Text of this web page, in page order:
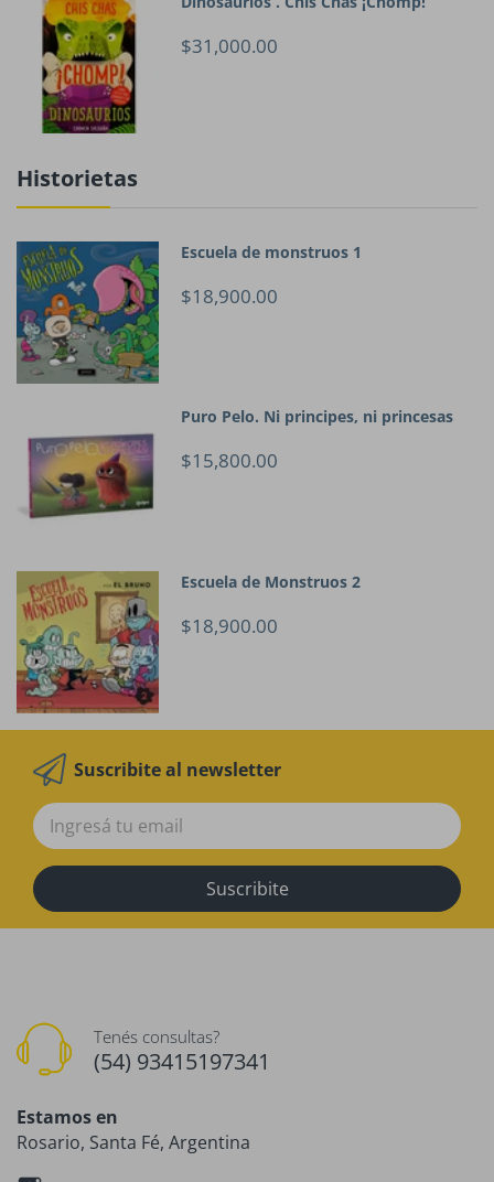
$31,000.00
Historietas
Escuela de monstruos 1
$18,900.00
Puro Pelo. Ni principes, ni princesas
$15,800.00
Escuela de Monstruos 2
$18,900.00
Suscribite al newsletter
Suscribite
Tenés consultas?
(54) 93415197341
Estamos en
Rosario, Santa Fé, Argentina